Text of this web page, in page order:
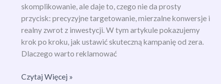
skomplikowanie, ale daje to, czego nie da prosty
przycisk: precyzyjne targetowanie, mierzalne konwersje i
realny zwrot z inwestycji. W tym artykule pokazujemy
krok po kroku, jak ustawić skuteczną kampanię od zera.
Dlaczego warto reklamować
Jak
Czytaj Więcej »